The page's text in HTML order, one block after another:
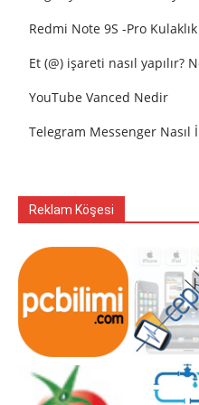
Redmi Note 9S -Pro
Et (@) işareti nasıl yapılır?
YouTube Vanced Nedir
Telegram Messenger
Reklam Köşesi